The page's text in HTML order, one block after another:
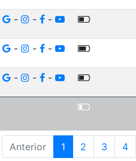
- - -
- - -
- - -
Anterior 1 2 3 4